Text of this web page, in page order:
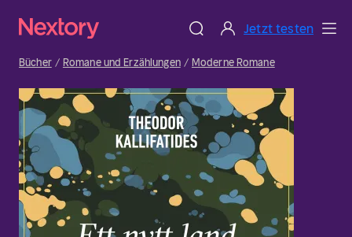
Jetzt testen
Bücher Romane und Erzählungen Moderne Romane